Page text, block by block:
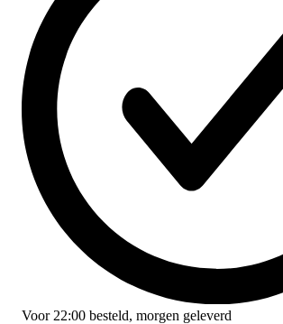
Voor 22:00 besteld, morgen geleverd